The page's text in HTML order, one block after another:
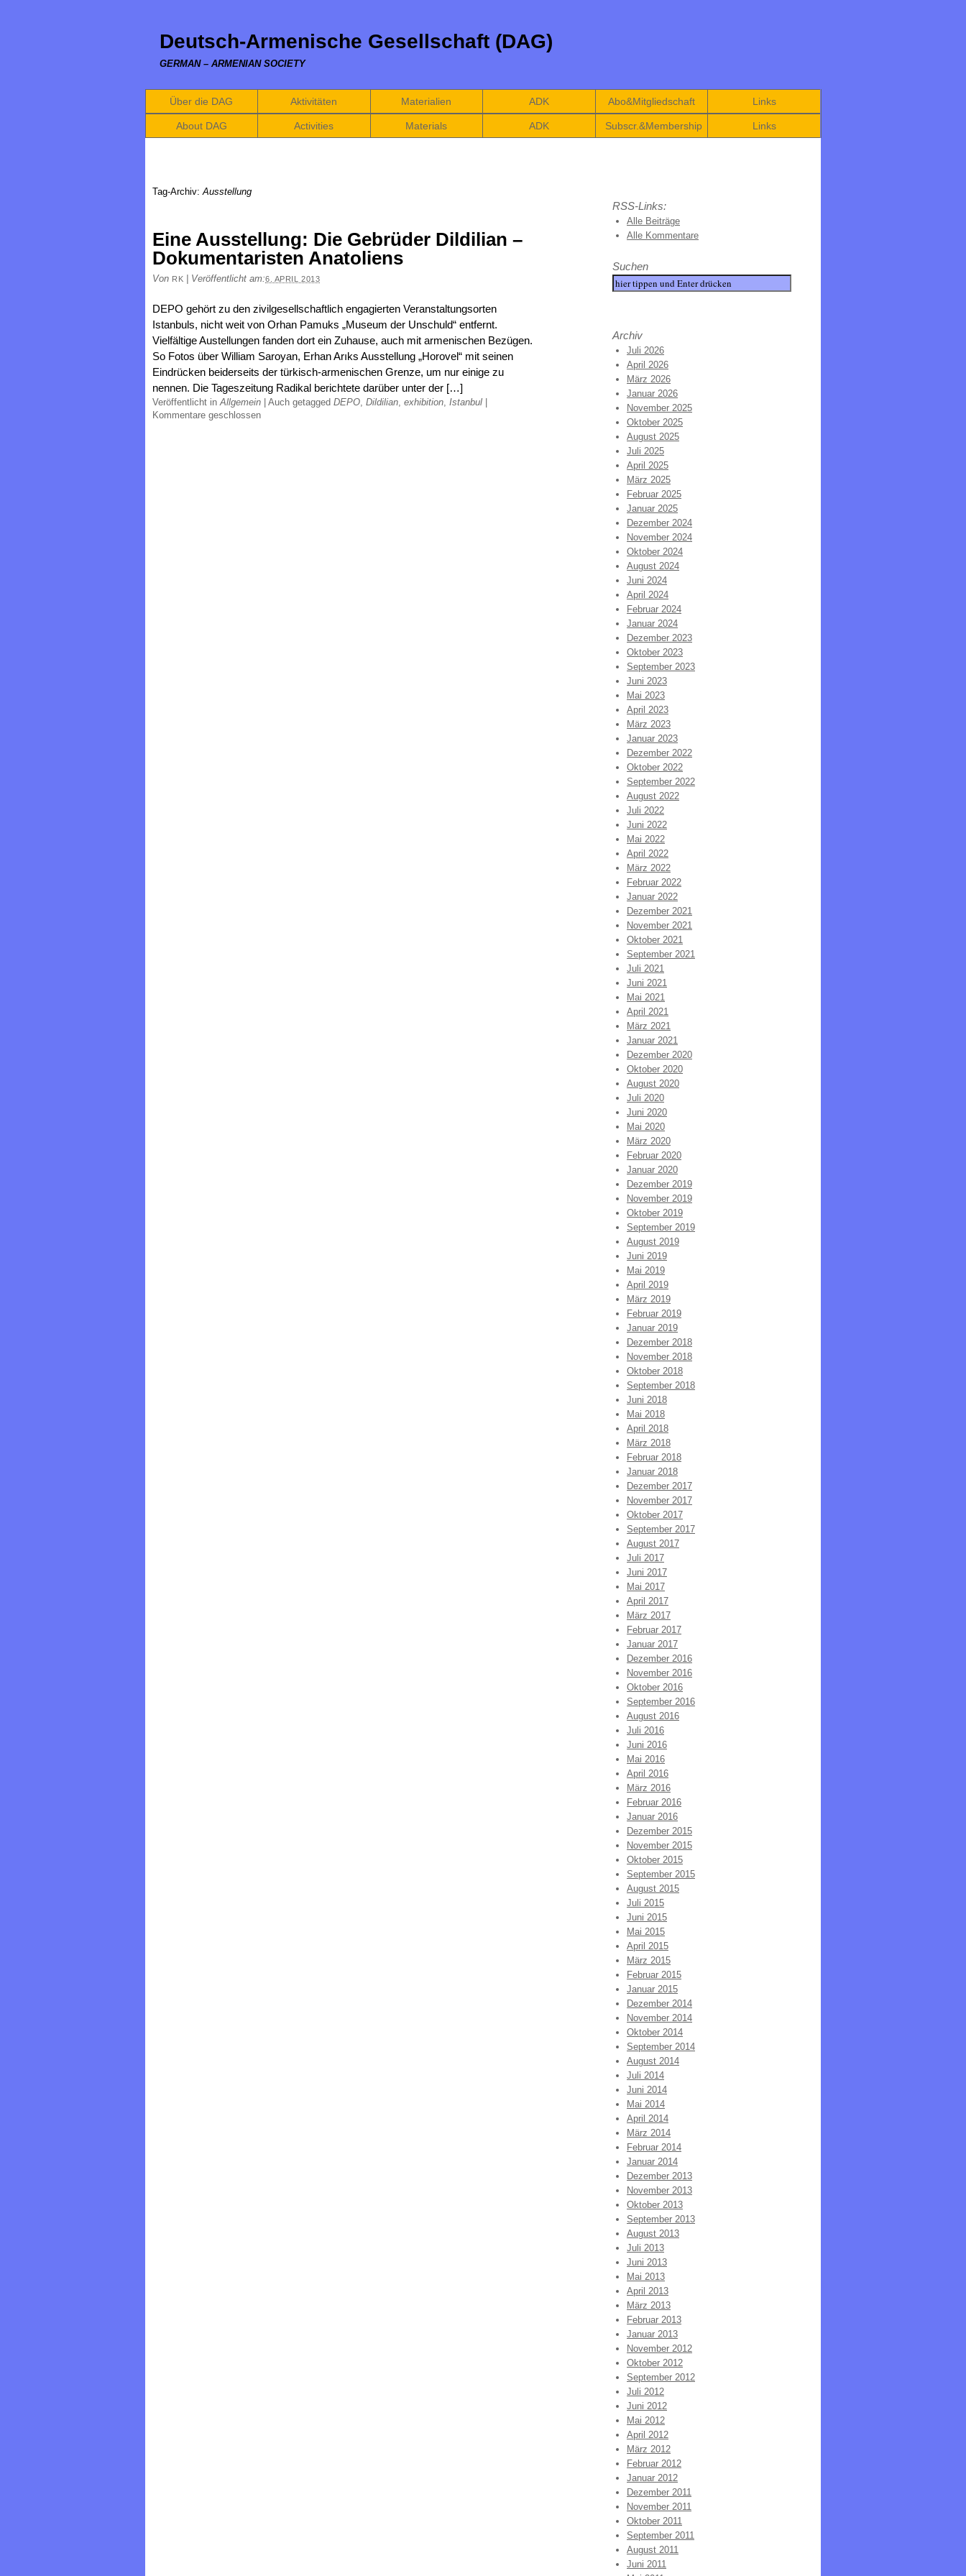
Deutsch-Armenische Gesellschaft (DAG)
GERMAN – ARMENIAN SOCIETY
Über die DAG Aktivitäten Materialien ADK Abo&Mitgliedschaft Links
About DAG Activities Materials ADK Subscr.&Membership Links
Tag-Archiv:Ausstellung
Eine Ausstellung: Die Gebrüder Dildilian –
Dokumentaristen Anatoliens
Von RK Veröffentlicht am:6. APRIL 2013
DEPO gehört zu den zivilgesellschaftlich engagierten Veranstaltungsorten
Istanbuls, nicht weit von Orhan Pamuks „Museum der Unschuld“ entfernt.
Vielfältige Austellungen fanden dort ein Zuhause, auch mit armenischen Bezügen.
So Fotos über William Saroyan, Erhan Arıks Ausstellung „Horovel“ mit seinen
Eindrücken beiderseits der türkisch-armenischen Grenze, um nur einige zu
nennen. Die Tageszeitung Radikal berichtete darüber unter der […]
Veröffentlicht inAllgemein Auch getagged DEPO, Dildilian, exhibition, Istanbul
Kommentare geschlossen
RSS-Links:
Alle Beiträge
Alle Kommentare
Suchen
Archiv
Juli 2026
April 2026
März 2026
Januar 2026
November 2025
Oktober 2025
August 2025
Juli 2025
April 2025
März 2025
Februar 2025
Januar 2025
Dezember 2024
November 2024
Oktober 2024
August 2024
Juni 2024
April 2024
Februar 2024
Januar 2024
Dezember 2023
Oktober 2023
September 2023
Juni 2023
Mai 2023
April 2023
März 2023
Januar 2023
Dezember 2022
Oktober 2022
September 2022
August 2022
Juli 2022
Juni 2022
Mai 2022
April 2022
März 2022
Februar 2022
Januar 2022
Dezember 2021
November 2021
Oktober 2021
September 2021
Juli 2021
Juni 2021
Mai 2021
April 2021
März 2021
Januar 2021
Dezember 2020
Oktober 2020
August 2020
Juli 2020
Juni 2020
Mai 2020
März 2020
Februar 2020
Januar 2020
Dezember 2019
November 2019
Oktober 2019
September 2019
August 2019
Juni 2019
Mai 2019
April 2019
März 2019
Februar 2019
Januar 2019
Dezember 2018
November 2018
Oktober 2018
September 2018
Juni 2018
Mai 2018
April 2018
März 2018
Februar 2018
Januar 2018
Dezember 2017
November 2017
Oktober 2017
September 2017
August 2017
Juli 2017
Juni 2017
Mai 2017
April 2017
März 2017
Februar 2017
Januar 2017
Dezember 2016
November 2016
Oktober 2016
September 2016
August 2016
Juli 2016
Juni 2016
Mai 2016
April 2016
März 2016
Februar 2016
Januar 2016
Dezember 2015
November 2015
Oktober 2015
September 2015
August 2015
Juli 2015
Juni 2015
Mai 2015
April 2015
März 2015
Februar 2015
Januar 2015
Dezember 2014
November 2014
Oktober 2014
September 2014
August 2014
Juli 2014
Juni 2014
Mai 2014
April 2014
März 2014
Februar 2014
Januar 2014
Dezember 2013
November 2013
Oktober 2013
September 2013
August 2013
Juli 2013
Juni 2013
Mai 2013
April 2013
März 2013
Februar 2013
Januar 2013
November 2012
Oktober 2012
September 2012
Juli 2012
Juni 2012
Mai 2012
April 2012
März 2012
Februar 2012
Januar 2012
Dezember 2011
November 2011
Oktober 2011
September 2011
August 2011
Juni 2011